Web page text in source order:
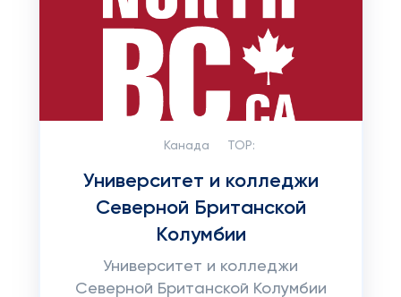
Канада TOP:
Университет и колледжи
Северной Британской
Колумбии
Университет и колледжи
Северной Британской Колумбии